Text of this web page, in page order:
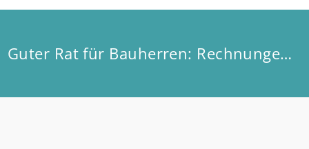
Guter Rat für Bauherren: Rechnungen nicht zu früh bezahlen